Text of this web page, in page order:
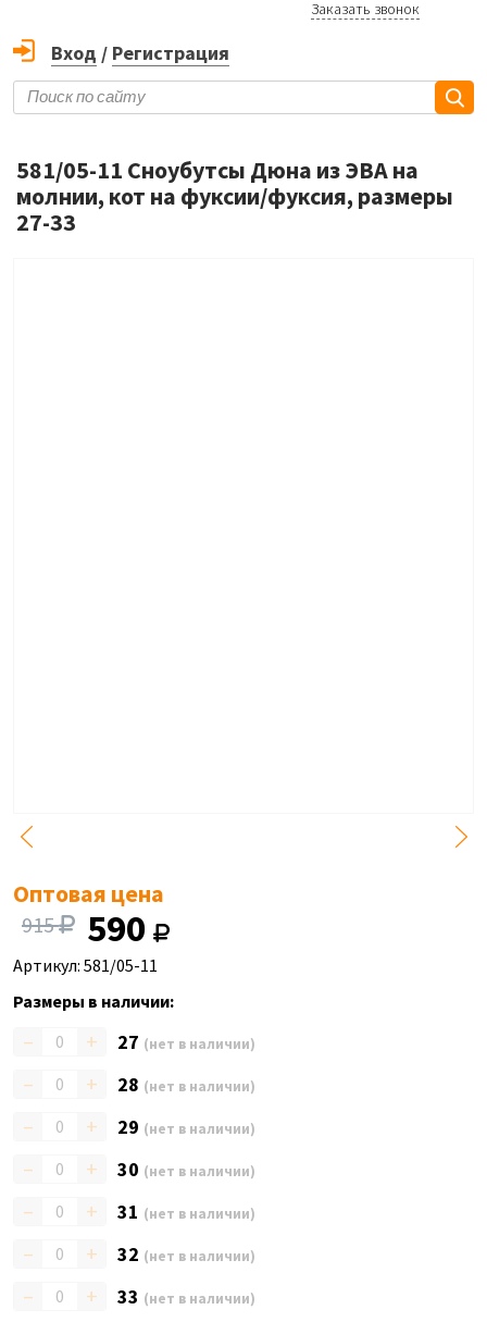
Заказать звонок
Вход / Регистрация
581/05-11 Сноубутсы Дюна из ЭВА на
молнии, кот на фуксии/фуксия, размеры
27-33
Оптовая цена
915 590
Артикул: 581/05-11
Размеры в наличии:
– + 27 (нет в наличии)
– + 28 (нет в наличии)
– + 29 (нет в наличии)
– + 30 (нет в наличии)
– + 31 (нет в наличии)
– + 32 (нет в наличии)
– + 33 (нет в наличии)